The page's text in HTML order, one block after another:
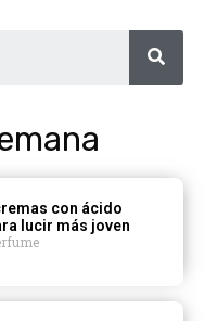
con ácido
lucir más joven